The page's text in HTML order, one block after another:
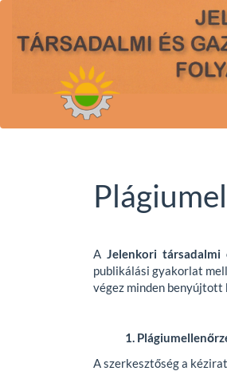
Main
Content
Sidebar
A Jelenkori társadalmi
publikálási gyakorlat
végez minden benyújtott
1.
A szerkesztőség a